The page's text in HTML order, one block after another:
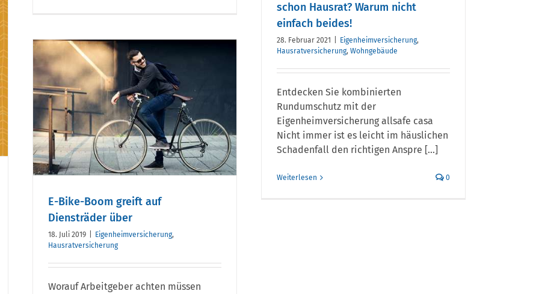
schon Hausrat? Warum nicht
einfach beides!
28. Februar 2021 Eigenheimversicherung,
Hausratversicherung, Wohngebäude
Entdecken Sie kombinierten
Rundumschutz mit der
Eigenheimversicherung allsafe casa
Nicht immer ist es leicht im häuslichen
Schadenfall den richtigen Anspre [...]
Weiterlesen 0
E-Bike-Boom greift auf
Diensträder über
18. Juli 2019 Eigenheimversicherung,
Hausratversicherung
Worauf Arbeitgeber achten müssen